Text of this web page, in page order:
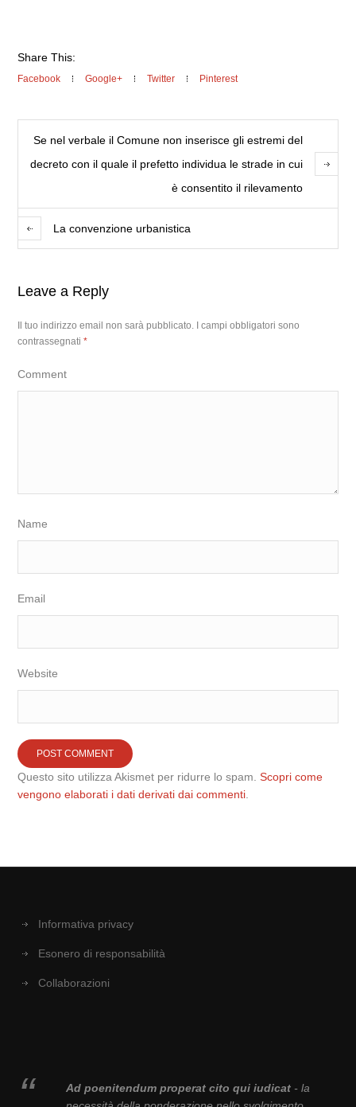
Share This:
Facebook Google+ Twitter Pinterest
Se nel verbale il Comune non inserisce gli estremi del
decreto con il quale il prefetto individua le strade in cui
è consentito il rilevamento
La convenzione urbanistica
Leave a Reply
Il tuo indirizzo email non sarà pubblicato.
I campi obbligatori sono
contrassegnati*
Comment
Name
Email
Website
Questo sito utilizza Akismet per ridurre lo spam.Scopri come
vengono elaborati i dati derivati dai commenti
Informativa privacy
Esonero di responsabilità
Collaborazioni
Ad poenitendum properat cito qui iudicat- la